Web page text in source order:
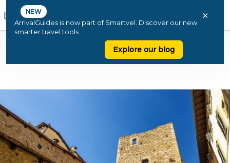
NEW
ArrivalGuides is now part of Smartvel. Discover our new
smarter travel tools
Explore our blog
×